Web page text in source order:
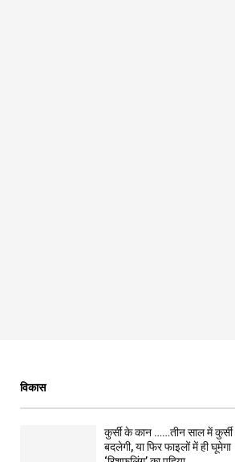
विकास
कुर्सी के कान ……तीन साल में कुर्सी
बदलेगी, या फिर फाइलों में ही घूमेगा